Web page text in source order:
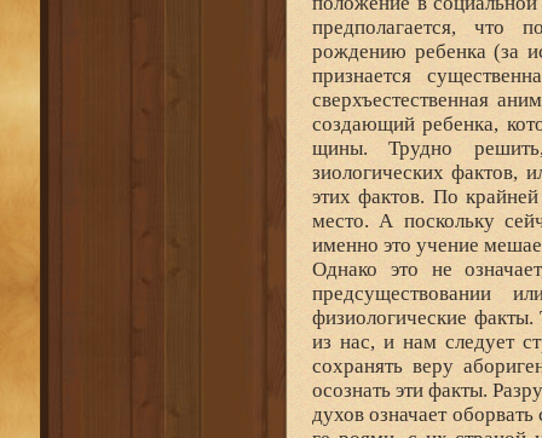
предполагается, что
рождению ребенка (за
признается
сверхъестественная
создающий ребенка,
щины. Трудно
зиологических фактов,
этих фактов. По
место. А поскольку
именно это учение
Однако это не
предсуществовании
физиологические
из нас, и нам следует
сохранять веру
осознать эти факты.
духов означает